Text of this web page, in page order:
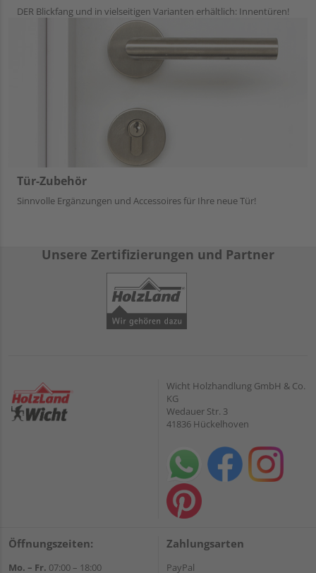
DER Blickfang und in vielseitigen Varianten erhältlich: Innentüren!
Tür-Zubehör
Sinnvolle Ergänzungen und Accessoires für Ihre neue Tür!
Unsere Zertifizierungen und Partner
Wicht Holzhandlung GmbH & Co.
KG
Wedauer Str. 3
41836 Hückelhoven
Öffnungszeiten:
Mo. – Fr. 07:00 – 18:00
Zahlungsarten
PayPal